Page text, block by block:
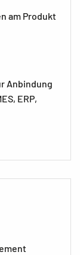
am Produkt
Anbindung
ERP,